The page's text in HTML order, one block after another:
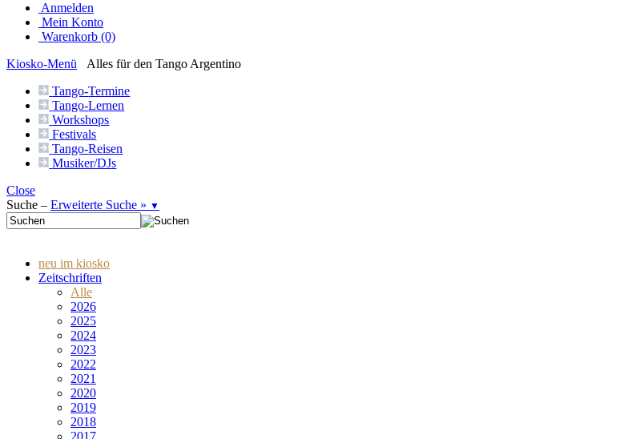
Anmelden
Mein Konto
Warenkorb (0)
Kiosko-Menü
Alles für den Tango Argentino
Tango-Termine
Tango-Lernen
Workshops
Festivals
Tango-Reisen
Musiker/DJs
Close
Suche – Erweiterte Suche » ▼
neu im kiosko
Zeitschriften
Alle
2026
2025
2024
2023
2022
2021
2020
2019
2018
2017